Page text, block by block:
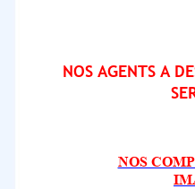
NOS AGENTS A
NOS